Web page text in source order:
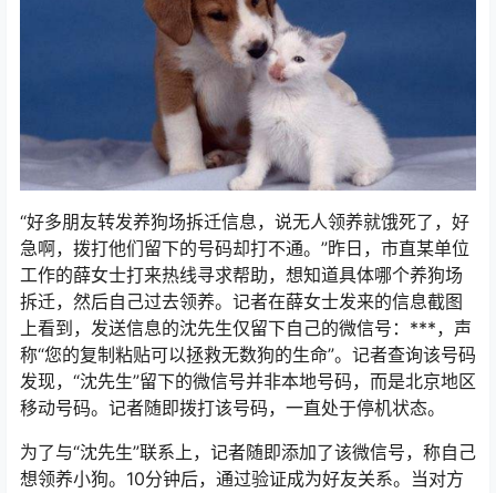
“好多朋友转发养狗场拆迁信息，说无人领养就饿死了，好
急啊，拨打他们留下的号码却打不通。”昨日，市直某单位
工作的薛女士打来热线寻求帮助，想知道具体哪个养狗场
拆迁，然后自己过去领养。记者在薛女士发来的信息截图
上看到，发送信息的沈先生仅留下自己的微信号：***，声
称“您的复制粘贴可以拯救无数狗的生命”。记者查询该号码
发现，“沈先生”留下的微信号并非本地号码，而是北京地区
移动号码。记者随即拨打该号码，一直处于停机状态。
为了与“沈先生”联系上，记者随即添加了该微信号，称自己
想领养小狗。10分钟后，通过验证成为好友关系。当对方